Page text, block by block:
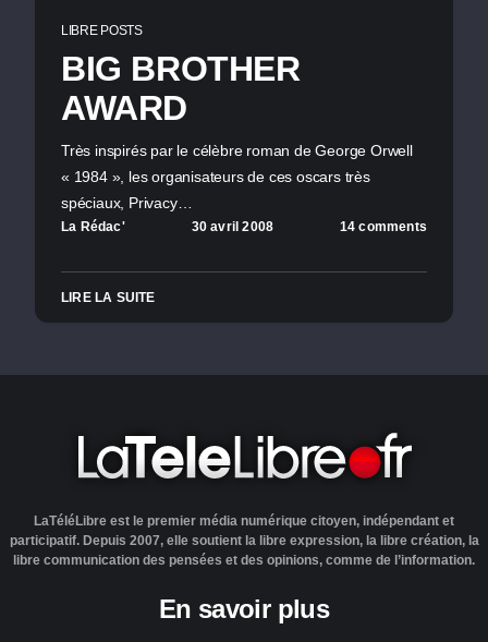
LIBRE POSTS
BIG BROTHER
AWARD
Très inspirés par le célèbre roman de George Orwell
« 1984 », les organisateurs de ces oscars très
spéciaux, Privacy…
La Rédac' 30 avril 2008 14 comments
LIRE LA SUITE
LaTéléLibre est le premier média numérique citoyen, indépendant et
participatif. Depuis 2007, elle soutient la libre expression, la libre création, la
libre communication des pensées et des opinions, comme de l’information.
En savoir plus